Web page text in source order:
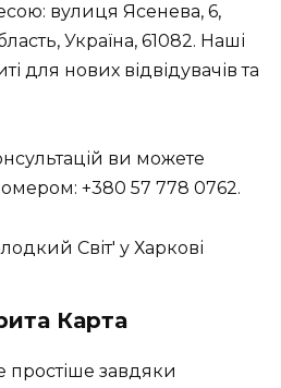
вулиця Ясенева, 6,
Україна, 61082. Наші
для нових відвідувачів та
ви можете
+380 57 778 0762.
Карта
простіше завдяки